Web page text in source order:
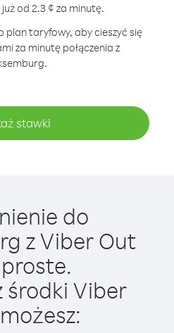
od 2.3 ¢ za minutę.
plan taryfowy, aby cieszyć się
za minutę połączenia z
stawki
do
z Viber Out
środki Viber